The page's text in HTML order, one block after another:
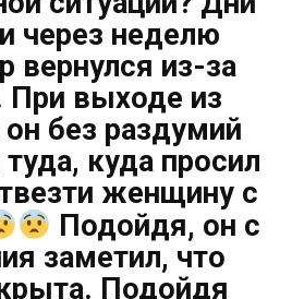
через неделю
вернулся из-за
При выходе из
он без раздумий
куда просил
женщину с
Подойдя, он с
заметил, что
Подойдя